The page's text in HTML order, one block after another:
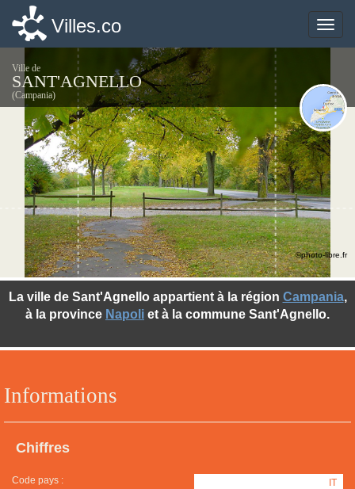
Toggle
Villes.co
Ville de
SANT'AGNELLO
(Campania)
Informations
Chiffres
Code pays : IT
La ville de Sant'Agnello appartient à la région Campania,
à la province Napoli et à la commune Sant'Agnello.
©photo-libre.fr
Toggle
Villes.co